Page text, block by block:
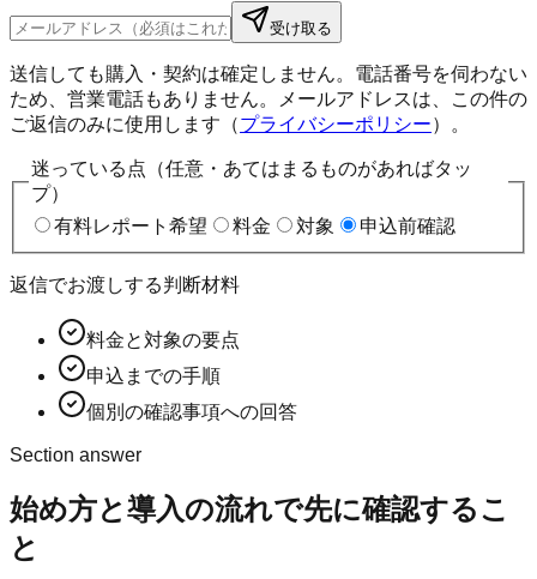
受け取る
送信しても購入・契約は確定しません。電話番号を伺わない
ため、営業電話もありません。メールアドレスは、この件の
ご返信のみに使用します（プライバシーポリシー）。
迷っている点（任意・あてはまるものがあればタッ
プ）
有料レポート希望
料金 対象 申込前確認
返信でお渡しする判断材料
料金と対象の要点
申込までの手順
個別の確認事項への回答
Section answer
始め方と導入の流れで先に確認するこ
と